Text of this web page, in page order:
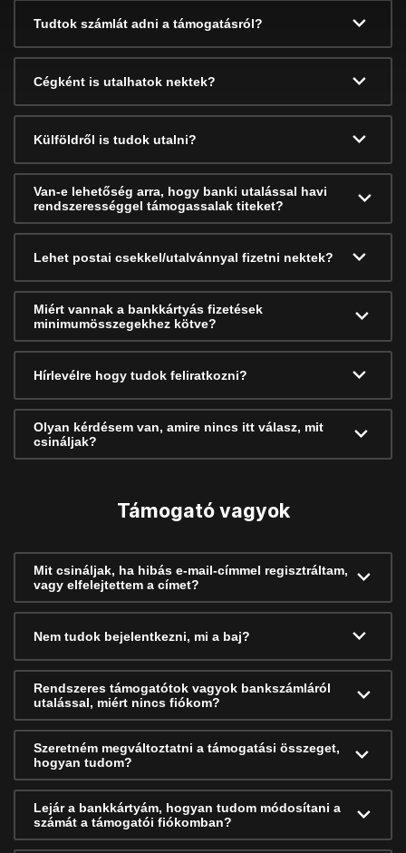
Tudtok számlát adni a támogatásról?
Cégként is utalhatok nektek?
Külföldről is tudok utalni?
Van-e lehetőség arra, hogy banki utalással havi
rendszerességgel támogassalak titeket?
Lehet postai csekkel/utalvánnyal fizetni nektek?
Miért vannak a bankkártyás fizetések
minimumösszegekhez kötve?
Hírlevélre hogy tudok feliratkozni?
Olyan kérdésem van, amire nincs itt válasz, mit
csináljak?
Támogató vagyok
Mit csináljak, ha hibás e-mail-címmel regisztráltam,
vagy elfelejtettem a címet?
Nem tudok bejelentkezni, mi a baj?
Rendszeres támogatótok vagyok bankszámláról
utalással, miért nincs fiókom?
Szeretném megváltoztatni a támogatási összeget,
hogyan tudom?
Lejár a bankkártyám, hogyan tudom módosítani a
számát a támogatói fiókomban?